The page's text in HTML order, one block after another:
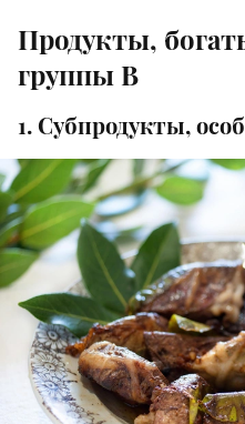
Продукты,
группы В
1. Субпродукты,